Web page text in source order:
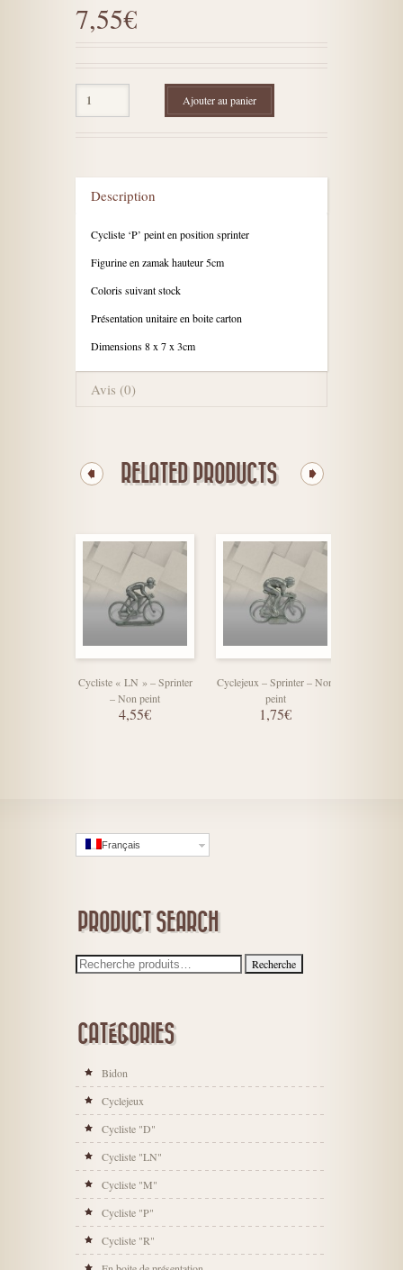
7,55€
Ajouter au panier
Description
Cycliste ‘P’ peint en position sprinter
Figurine en zamak hauteur 5cm
Coloris suivant stock
Présentation unitaire en boite carton
Dimensions 8 x 7 x 3cm
Avis (0)
RELATED PRODUCTS
Cycliste « LN » – Sprinter
– Non peint
4,55€
Cyclejeux – Sprinter – Non
peint
1,75€
Français
PRODUCT SEARCH
CATÉGORIES
Bidon
Cyclejeux
Cycliste "D"
Cycliste "LN"
Cycliste "M"
Cycliste "P"
Cycliste "R"